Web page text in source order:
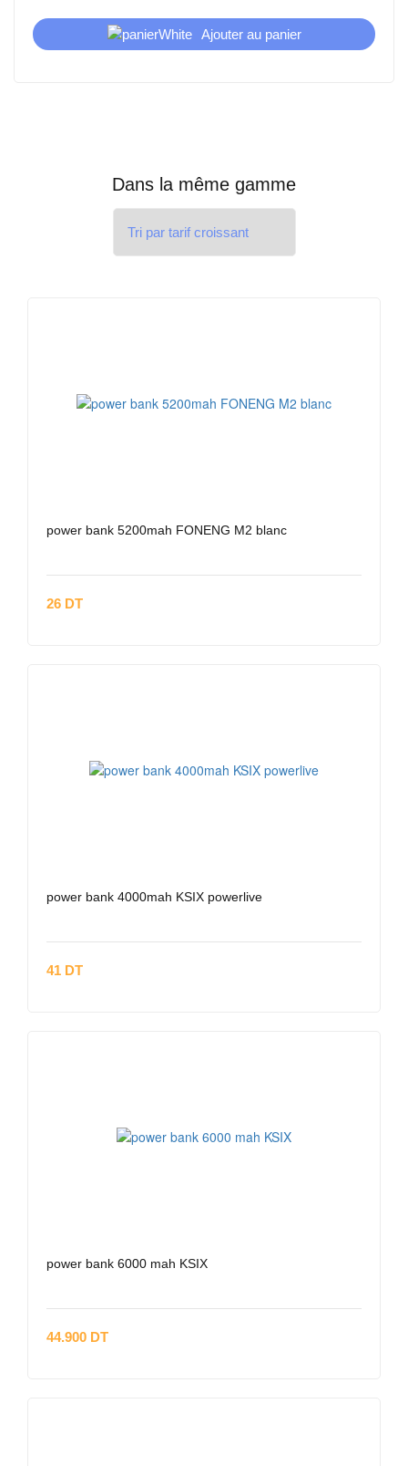
Ajouter au panier
Dans la même gamme
power bank 5200mah FONENG M2 blanc
26 DT
power bank 4000mah KSIX powerlive
41 DT
power bank 6000 mah KSIX
44.900 DT